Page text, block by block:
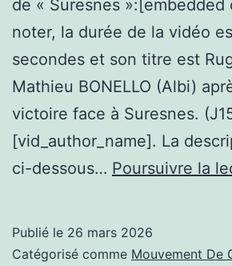
de « Suresnes
noter, la durée de la vidéo
secondes et son titre est
Mathieu BONELLO (Albi)
victoire face à Suresnes.
[vid_author_name]. La
ci-dessous… Poursuivre la
Publié le 26 mars 2026
Catégorisé comme Mouvement De